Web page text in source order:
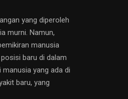
yang diperoleh
murni. Namun,
manusia
baru di dalam
yang ada di
baru, yang